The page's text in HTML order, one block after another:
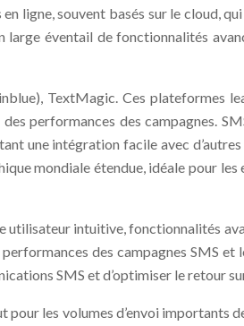
ligne, souvent basés sur le cloud,
éventail de fonctionnalités
TextMagic. Ces plateformes
performances des
une intégration facile avec
mondiale étendue, idéale pour
utilisateur intuitive, fonctionnalités
des campagnes SMS
SMS et d’optimiser le retour
les volumes d’envoi importants